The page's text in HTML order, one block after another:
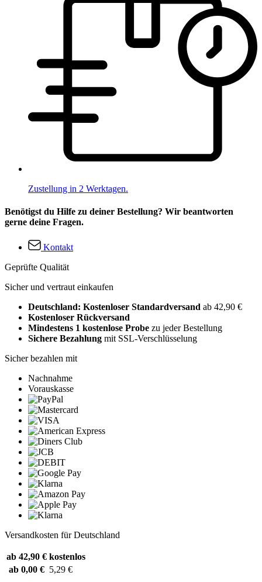
Zustellung in 2 Werktagen.
Benötigst du Hilfe zu deiner Bestellung? Wir beantworten
gerne deine Fragen.
Kontakt
Geprüfte Qualität
Sicher und vertraut einkaufen
Deutschland: Kostenloser Standardversand ab 42,90 €
Kostenloser Rückversand
Mindestens 1 kostenlose Probe zu jeder Bestellung
Sichere Bezahlung mit SSL-Verschlüsselung
Sicher bezahlen mit
Nachnahme
Vorauskasse
Versandkosten für Deutschland
ab 42,90 € kostenlos
ab 0,00 € 5,29 €